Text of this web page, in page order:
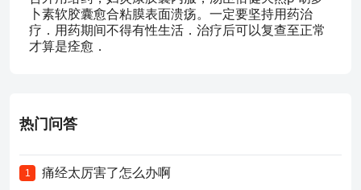
卜素软胶囊愈合粘膜表面溃疡。一定要坚持用药治
疗．用药期间不得有性生活．治疗后可以复查至正常
才算是痊愈．
热门问答
1 痛经太厉害了怎么办啊